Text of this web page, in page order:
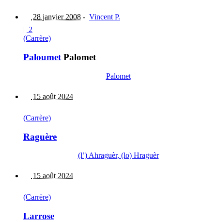
28 janvier 2008 - Vincent P.
2
(Carrère)
PaloumetPalomet
Palomet
15 août 2024
(Carrère)
Raguère
(l’) Ahraguèr, (lo) Hraguèr
15 août 2024
(Carrère)
Larrose